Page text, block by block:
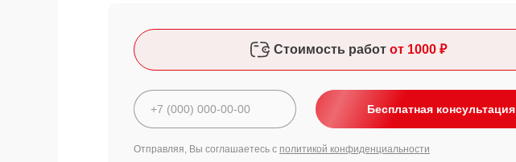
Стоимость работ от 1000 ₽
Бесплатная консультация
Отправляя, Вы соглашаетесь с политикой конфиденциальности